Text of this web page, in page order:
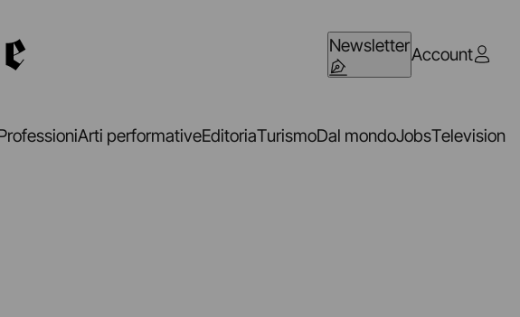
NewsletterAccount
Arti performativeEditoriaTurismoDal mondoJobsTelevision